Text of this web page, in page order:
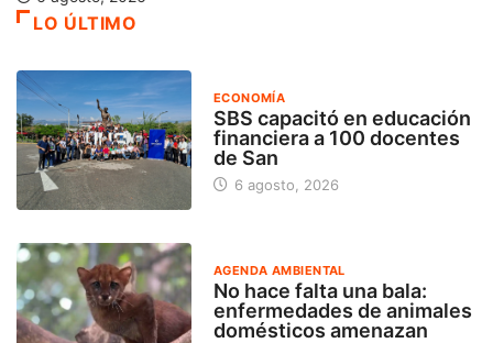
LO ÚLTIMO
ECONOMÍA
SBS capacitó en educación
financiera a 100 docentes
de San
6 agosto, 2026
AGENDA AMBIENTAL
No hace falta una bala:
enfermedades de animales
domésticos amenazan